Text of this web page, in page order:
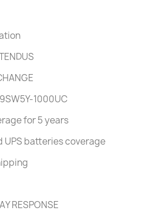
1000UC
for 5 years
UPS batteries coverage
RESPONSE